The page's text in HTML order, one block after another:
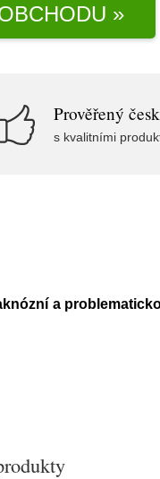
»
Prověřený
s kvalitními
a